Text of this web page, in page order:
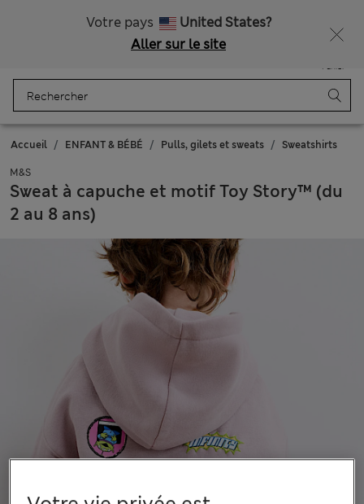
Votre pays
United States?
Aller sur le site
Panier
Accueil ENFANT & BÉBÉ Pulls, gilets et sweats Sweatshirts
M&S
Sweat à capuche et motif Toy Story™ (du
2 au 8 ans)